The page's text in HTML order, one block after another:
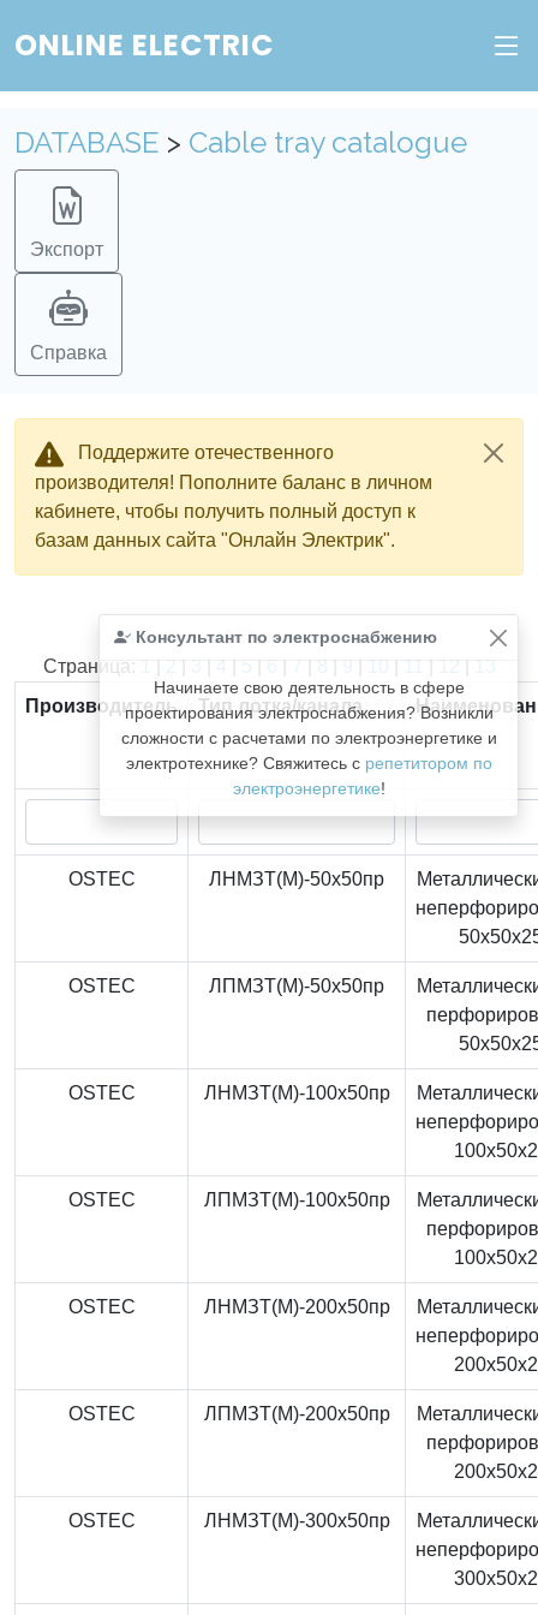
ONLINE ELECTRIC
DATABASE > Cable tray catalogue
Экспорт
Справка
Поддержите отечественного
производителя! Пополните баланс в личном
кабинете, чтобы получить полный доступ к
базам данных сайта "Онлайн Электрик".
Консультант по электроснабжению
Начинаете свою деятельность в сфере
проектирования электроснабжения? Возникли
сложности с расчетами по электроэнергетике и
электротехнике? Свяжитесь с репетитором по
электроэнергетике!
Найдено366из366записей.
Страница: 1 | 2 | 3 | 4 | 5 | 6 | 7 | 8 | 9 | 10 | 11 | 12 | 13
Производитель
Тип лотка/канала
OSTEC ЛНМЗТ(М)-50x50пр
OSTEC ЛПМЗТ(М)-50x50пр
OSTEC ЛНМЗТ(М)-100x50пр
OSTEC ЛПМЗТ(М)-100x50пр
OSTEC ЛНМЗТ(М)-200x50пр
OSTEC ЛПМЗТ(М)-200x50пр
OSTEC ЛНМЗТ(М)-300x50пр
Веб-сервис "Онлайн Электрик"
получить доступ ко всем сервисам "Онлайн